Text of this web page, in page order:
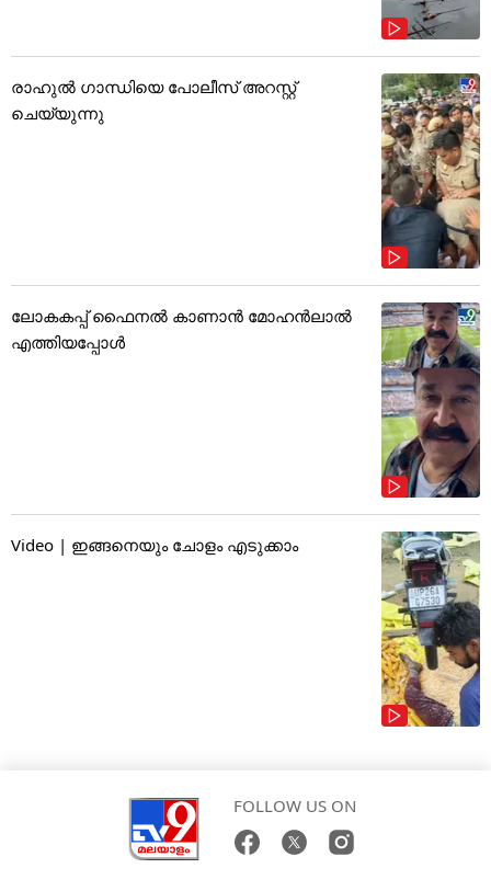
രാഹുൽ ഗാന്ധിയെ പോലീസ് അറസ്റ്റ്
ചെയ്യുന്നു
ലോകകപ്പ് ഫൈനൽ കാണാൻ മോഹൻലാൽ
എത്തിയപ്പോൾ
Video | ഇങ്ങനെയും ചോളം എടുക്കാം
FOLLOW US ON